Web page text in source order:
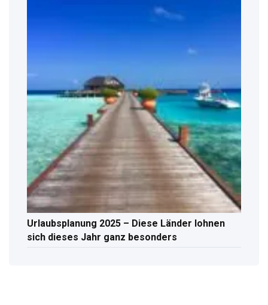
Urlaubsplanung 2025 – Diese Länder lohnen
sich dieses Jahr ganz besonders